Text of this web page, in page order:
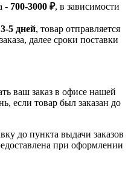
- 700-3000 ₽, в зависимости
5 дней, товар отправляется
далее сроки поставки
ваш заказ в офисе нашей
если товар был заказан до
до пункта выдачи заказов
при оформлении